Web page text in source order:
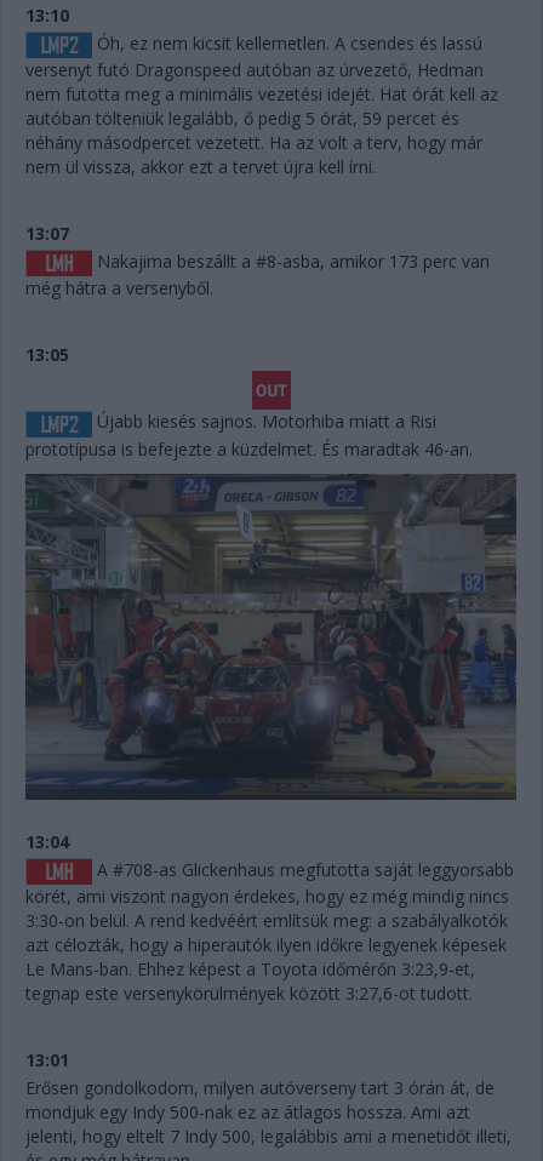
13:10
Óh, ez nem kicsit kellemetlen. A csendes és lassú
versenyt futó Dragonspeed autóban az úrvezető, Hedman
nem futotta meg a minimális vezetési idejét. Hat órát kell az
autóban tölteniük legalább, ő pedig 5 órát, 59 percet és
néhány másodpercet vezetett. Ha az volt a terv, hogy már
nem ül vissza, akkor ezt a tervet újra kell írni.
13:07
Nakajima beszállt a #8-asba, amikor 173 perc van
még hátra a versenyből.
13:05
Újabb kiesés sajnos. Motorhiba miatt a Risi
prototípusa is befejezte a küzdelmet. És maradtak 46-an.
13:04
A #708-as Glickenhaus megfutotta saját leggyorsabb
körét, ami viszont nagyon érdekes, hogy ez még mindig nincs
3:30-on belül. A rend kedvéért említsük meg: a szabályalkotók
azt célozták, hogy a hiperautók ilyen időkre legyenek képesek
Le Mans-ban. Ehhez képest a Toyota időmérőn 3:23,9-et,
tegnap este versenykörülmények között 3:27,6-ot tudott.
13:01
Erősen gondolkodom, milyen autóverseny tart 3 órán át, de
mondjuk egy Indy 500-nak ez az átlagos hossza. Ami azt
jelenti, hogy eltelt 7 Indy 500, legalábbis ami a menetidőt illeti,